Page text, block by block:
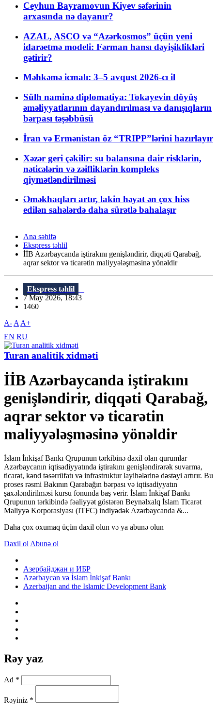
Ceyhun Bayramovun Kiyev səfərinin
arxasında nə dayanır?
AZAL, ASCO və “Azərkosmos” üçün yeni
idarəetmə modeli: Fərman hansı dəyişiklikləri
gətirir?
Məhkəmə icmalı: 3–5 avqust 2026-cı il
Sülh naminə diplomatiya: Tokayevin döyüş
əməliyyatlarının dayandırılması və danışıqların
bərpası təşəbbüsü
İran və Ermənistan öz “TRIPP”lərini hazırlayır
Xəzər geri çəkilir: su balansına dair risklərin,
nəticələrin və zəifliklərin kompleks
qiymətləndirilməsi
Əməkhaqları artır, lakin həyat ən çox hiss
edilən sahələrdə daha sürətlə bahalaşır
Ana səhifə
Ekspress təhlil
İİB Azərbaycanda iştirakını genişləndirir, diqqəti Qarabağ,
aqrar sektor və ticarətin maliyyələşməsinə yönəldir
Ekspress təhlil
7 May 2026, 18:43
1460
A- A A+
EN RU
Turan analitik xidməti
İİB Azərbaycanda iştirakını
genişləndirir, diqqəti Qarabağ,
aqrar sektor və ticarətin
maliyyələşməsinə yönəldir
İslam İnkişaf Bankı Qrupunun tərkibinə daxil olan qurumlar
Azərbaycanın iqtisadiyyatında iştirakını genişləndirərək suvarma,
ticarət, kənd təsərrüfatı və infrastruktur layihələrinə dəstəyi artırır. Bu
proses rəsmi Bakının Qarabağın bərpası və iqtisadiyyatın
şaxələndirilməsi kursu fonunda baş verir. İslam İnkişaf Bankı
Qrupunun tərkibində fəaliyyət göstərən Beynəlxalq İslam Ticarət
Maliyyə Korporasiyası (ITFC) indiyədək Azərbaycanda &...
Daha çox oxumaq üçün daxil olun və ya abunə olun
Daxil ol Abunə ol
Азербайджан и ИБР
Azərbaycan və İslam İnkişaf Bankı
Azerbaijan and the Islamic Development Bank
Rəy yaz
Ad *
Rəyiniz *